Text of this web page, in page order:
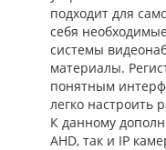
подходит для
себя
системы
материалы.
понятным
легко настроить
К данному
AHD, так и IP